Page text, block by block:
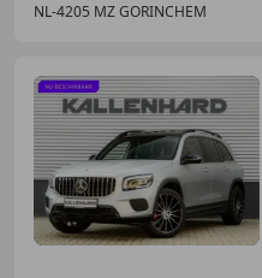
NL-4205 MZ GORINCHEM